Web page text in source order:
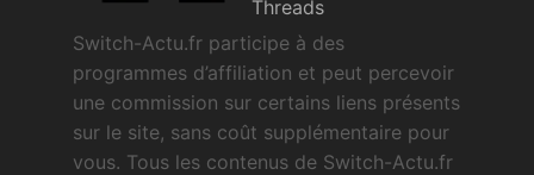
Threads
Switch-Actu.fr participe à des
programmes d’affiliation et peut percevoir
une commission sur certains liens présents
sur le site, sans coût supplémentaire pour
vous. Tous les contenus de Switch-Actu.fr